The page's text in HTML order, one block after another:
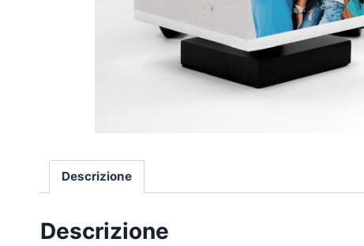
Descrizione
Descrizione